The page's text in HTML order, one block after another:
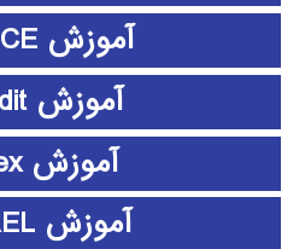
آموزش HSPICE
آموزش L-Edit
آموزش Latex
آموزش LISREL